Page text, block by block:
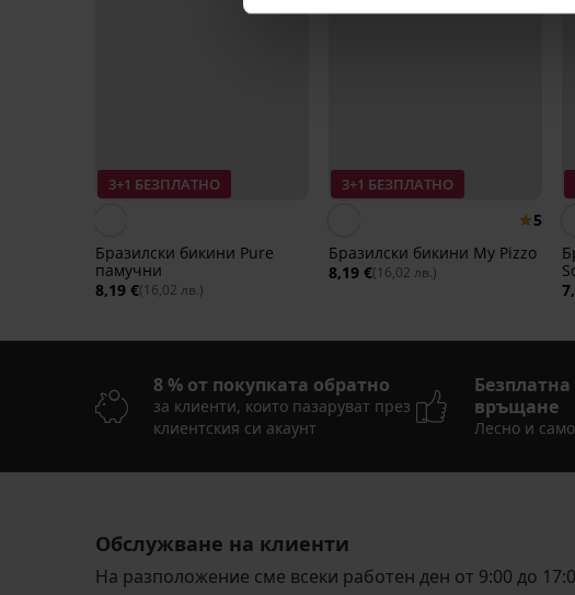
3+1 БЕЗПЛАТНО
Бразилски бикини Pure
памучни
8,19 €(16,02 лв.)
3+1 БЕЗПЛАТНО
5
Бразилски бикини My Pizzo
8,19 €(16,02 лв.)
4,5
8 % от покупката обратно
за клиенти, които пазаруват през
клиентския си акаунт
връщане
Лесно и
Обслужване на клиенти
На разположение сме всеки работен ден от 9:00 до